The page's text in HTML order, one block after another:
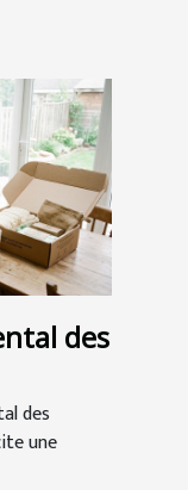
des
des
une